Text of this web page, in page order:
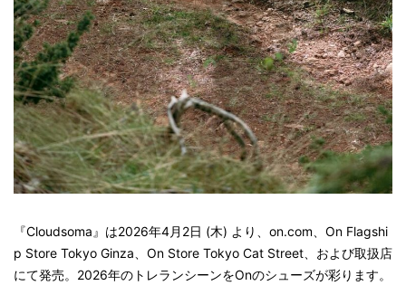
『Cloudsoma』は2026年4月2日 (木) より、on.com、On Flagshi
p Store Tokyo Ginza、On Store Tokyo Cat Street、および取扱店
にて発売。2026年のトレランシーンをOnのシューズが彩ります。